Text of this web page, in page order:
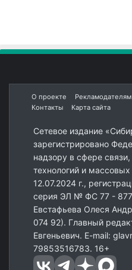
О проекте Рекламодателям
Контакты
Карта сайта
Сетевое издание
зарегистрировано
надзору в сфере
технологий и
12.07.2024 г.,
серия ЭЛ № ФС 77 -
Евстафьева Олеся
074 92). Главный
Евгеньевич. E-mail:
79853516783. 16+